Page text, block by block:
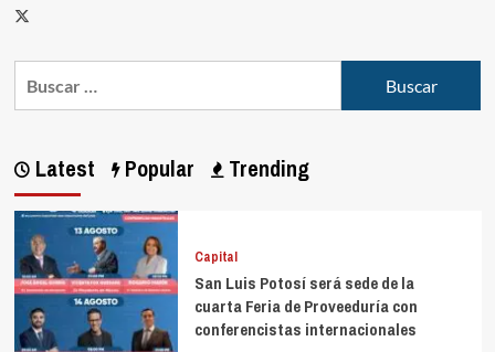
Latest Popular Trending
Capital
San Luis Potosí será sede de la
cuarta Feria de Proveeduría con
conferencistas internacionales